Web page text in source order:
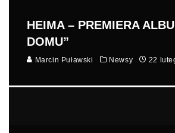
HEIMA – PREMIERA
DOMU”
Marcin Puławski Newsy 22